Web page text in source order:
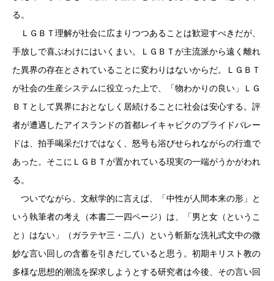
る。
ＬＧＢＴ理解が社会に広まりつつあることは歓迎すべきだが、
手放しで喜ぶわけにはいくまい。ＬＧＢＴが主流派から遠く離れ
た異界の存在とされていることに変わりはないからだ。ＬＧＢＴ
が社会の生産システムに役立った上で、「物わかりの良い」ＬＧ
ＢＴとして異界におとなしく居続けることに社会は安心する。評
者が遭遇したアイスランドの首都レイキャビクのプライドパレー
ドは、拍手喝采だけではなく、怒号も浴びせられながらの行進で
あった。そこにＬＧＢＴが置かれている現実の一端がうかがわれ
る。
ついでながら、文献学的に言えば、「中性が人間本来の形」と
いう執筆者の考え（本書二一四ページ）は、「男と女（というこ
と）はない」（ガラテヤ三・二八）という斬新な洗礼式文中の微
妙な言い回しの含蓄を引きだしていると思う。初期キリスト教の
多様な思想的潮流を探求しようとする研究者は今後、その言い回